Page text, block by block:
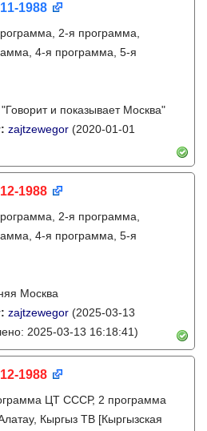
1988
2-я программа,
4-я программа, 5-я
"Говорит и показывает Москва"
zajtzewegor (2020-01-01
1988
2-я программа,
4-я программа, 5-я
Москва
zajtzewegor (2025-03-13
2025-03-13 16:18:41)
1988
ЦТ СССР, 2 программа
Кыргыз ТВ [Кыргызская